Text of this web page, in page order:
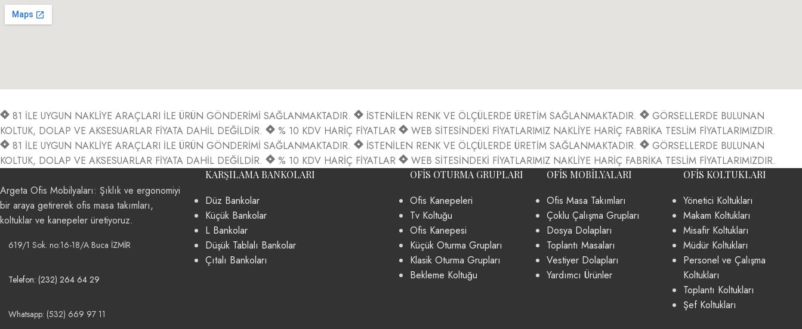
81 İLE UYGUN NAKLİYE ARAÇLARI İLE ÜRÜN GÖNDERİMİ SAĞLANMAKTADIR. İSTENİLEN RENK VE ÖLÇÜLERDE ÜRETİM SAĞLANMAKTADIR.
GÖRSELLERDE BULUNAN
KOLTUK, DOLAP VE AKSESUARLAR FİYATA DAHİL DEĞİLDİR.
% 10 KDV HARİÇ FİYATLAR
WEB SİTESİNDEKİ FİYATLARIMIZ NAKLİYE HARİÇ FABRİKA TESLİM FİYATLARIMIZDIR.
81 İLE UYGUN NAKLİYE ARAÇLARI İLE ÜRÜN GÖNDERİMİ SAĞLANMAKTADIR.
İSTENİLEN RENK VE ÖLÇÜLERDE ÜRETİM SAĞLANMAKTADIR.
GÖRSELLERDE BULUNAN
KOLTUK, DOLAP VE AKSESUARLAR FİYATA DAHİL DEĞİLDİR.
% 10 KDV HARİÇ FİYATLAR WEB SİTESİNDEKİ FİYATLARIMIZ NAKLİYE HARİÇ FABRİKA TESLİM FİYATLARIMIZDIR.
Argeta Ofis Mobilyaları: Şıklık ve ergonomiyi
bir araya getirerek ofis masa takımları,
koltuklar ve kanepeler üretiyoruz.
619/1 Sok. no:16-18/A Buca İZMİR
Telefon: (232) 264 64 29
Whatsapp: (532) 669 97 11
KARŞILAMA BANKOLARI
Düz Bankolar
Küçük Bankolar
L Bankolar
Düşük Tablalı Bankolar
Çıtalı Bankoları
OFIS OTURMA GRUPLARI
Ofis Kanepeleri
Tv Koltuğu
Ofis Kanepesi
Küçük Oturma Grupları
Klasik Oturma Grupları
Bekleme Koltuğu
OFIS MOBILYALARI
Ofis Masa Takımları
Çoklu Çalışma Grupları
Dosya Dolapları
Toplantı Masaları
Vestiyer Dolapları
Yardımcı Ürünler
OFIS KOLTUKLARI
Yönetici Koltukları
Makam Koltukları
Misafir Koltukları
Müdür Koltukları
Personel ve Çalışma
Koltukları
Toplantı Koltukları
Şef Koltukları